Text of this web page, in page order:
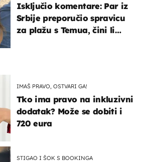
IMAŠ PRAVO, OSTVARI GA!
Tko ima pravo na inkluzivni
dodatak? Može se dobiti i
720 eura
STIGAO I ŠOK S BOOKINGA
Isključio komentare: Par iz
Srbije preporučio spravicu
za plažu s Temua, čini li